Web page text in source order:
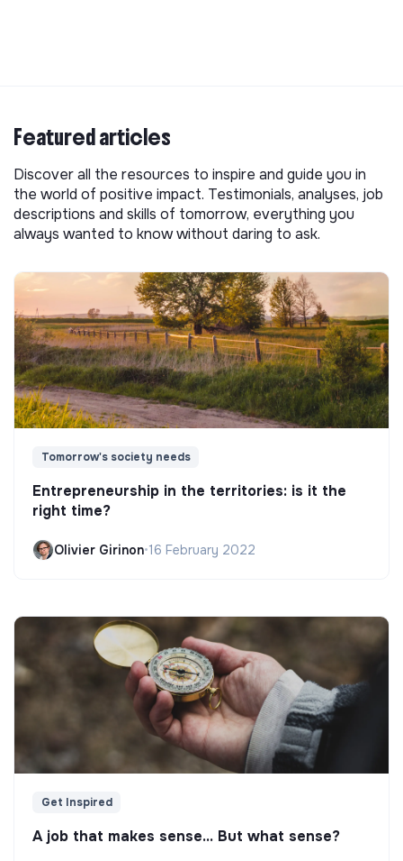
Featured articles
Discover all the resources to inspire and guide you in
the world of positive impact. Testimonials, analyses, job
descriptions and skills of tomorrow, everything you
always wanted to know without daring to ask.
Tomorrow's society needs
Entrepreneurship in the territories: is it the
right time?
Olivier Girinon•16 February 2022
Get Inspired
A job that makes sense... But what sense?